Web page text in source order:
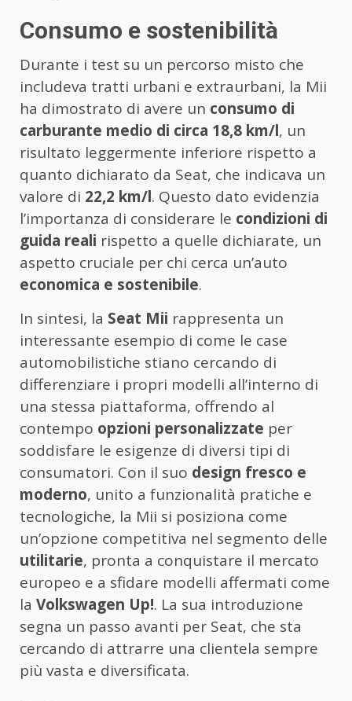
Consumo e sostenibilità
Durante i test su un percorso misto che
includeva tratti urbani e extraurbani, la Mii
ha dimostrato di avere un consumo di
carburante medio di circa 18,8 km/l, un
risultato leggermente inferiore rispetto a
quanto dichiarato da Seat, che indicava un
valore di 22,2 km/l. Questo dato evidenzia
l’importanza di considerare le condizioni di
guida reali rispetto a quelle dichiarate, un
aspetto cruciale per chi cerca un’auto
economica e sostenibile.
In sintesi, la Seat Mii rappresenta un
interessante esempio di come le case
automobilistiche stiano cercando di
differenziare i propri modelli all’interno di
una stessa piattaforma, offrendo al
contempo opzioni personalizzate per
soddisfare le esigenze di diversi tipi di
consumatori. Con il suo design fresco e
moderno, unito a funzionalità pratiche e
tecnologiche, la Mii si posiziona come
un’opzione competitiva nel segmento delle
utilitarie, pronta a conquistare il mercato
europeo e a sfidare modelli affermati come
la Volkswagen Up!. La sua introduzione
segna un passo avanti per Seat, che sta
cercando di attrarre una clientela sempre
più vasta e diversificata.